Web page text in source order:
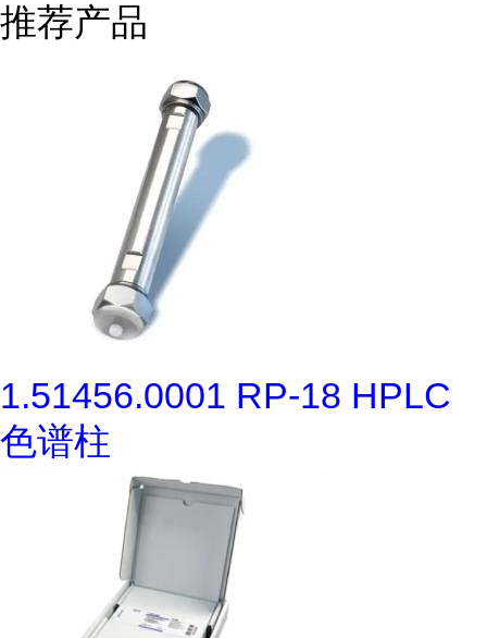
推荐产品
1.51456.0001 RP-18 HPLC
色谱柱